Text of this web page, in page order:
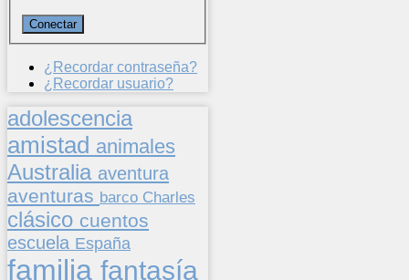
¿Recordar contraseña?
¿Recordar usuario?
adolescencia
amistad animales
Australia aventura
aventuras barco Charles
clásico cuentos
escuela España
familia fantasía